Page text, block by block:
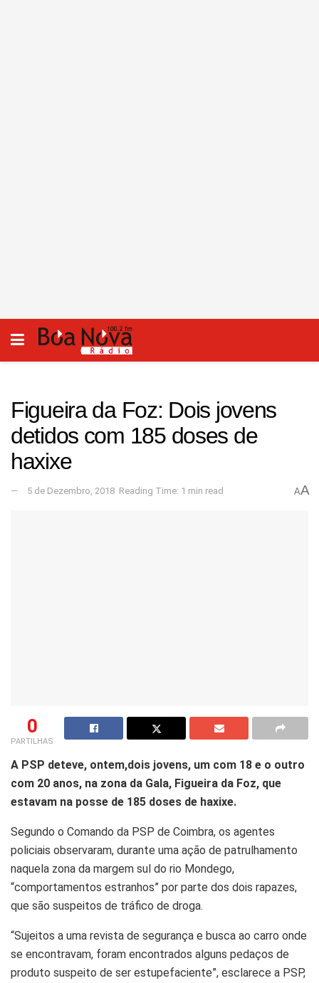
Figueira da Foz: Dois jovens
detidos com 185 doses de
haxixe
5 de Dezembro, 2018 Reading Time: 1 min read AA
0
PARTILHAS
A PSP deteve, ontem,dois jovens, um com 18 e o outro
com 20 anos, na zona da Gala, Figueira da Foz, que
estavam na posse de 185 doses de haxixe.
Segundo o Comando da PSP de Coimbra, os agentes
policiais observaram, durante uma ação de patrulhamento
naquela zona da margem sul do rio Mondego,
“comportamentos estranhos” por parte dos dois rapazes,
que são suspeitos de tráfico de droga.
“Sujeitos a uma revista de segurança e busca ao carro onde
se encontravam, foram encontrados alguns pedaços de
produto suspeito de ser estupefaciente”, esclarece a PSP,